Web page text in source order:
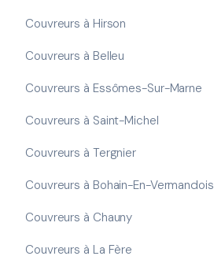
Couvreurs à Hirson
Couvreurs à Belleu
Couvreurs à Essômes-Sur-Marne
Couvreurs à Saint-Michel
Couvreurs à Tergnier
Couvreurs à Bohain-En-Vermandois
Couvreurs à Chauny
Couvreurs à La Fère